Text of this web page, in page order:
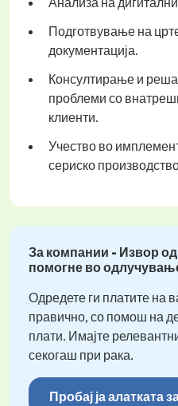
Подготвување на
документација.
Консултирање и
проблеми со
клиенти.
Учество во
сериско
За компании - Извор од
помогне во
Одредете ги платите на
правично, со помош на
плати. Имајте
секогаш при рака.
Пробај ја алатката